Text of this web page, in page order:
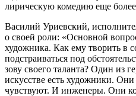
лирическую комедию еще
Василий Уриевский,
о своей роли: «Основной
художника. Как ему творить в
подстраиваться под
зову своего таланта? Один из
искусстве есть художники.
чувствуют. И инженеры. Они